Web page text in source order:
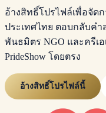
อ้างสิทธิ์โปรไฟล์เพื่อจั
ประเทศไทย ตอบกลับค
พันธมิตร NGO และครีเ
PrideShow โดยตรง
อ้างสิทธิ์โปรไฟล์นี้